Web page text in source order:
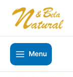
para
conteúdo
Menu